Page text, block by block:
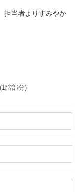
担当者よりすみやか
階部分)